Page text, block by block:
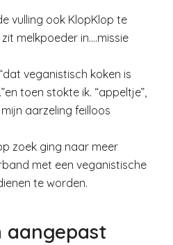
vulling ook KlopKlop te
melkpoeder in….missie
veganistisch koken is
toen stokte ik. “appeltje”,
aarzeling feilloos
zoek ging naar meer
met een veganistische
te worden.
aangepast